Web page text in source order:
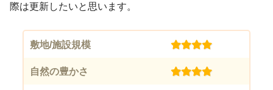
際は更新したいと思います。
敷地/施設規模
自然の豊かさ